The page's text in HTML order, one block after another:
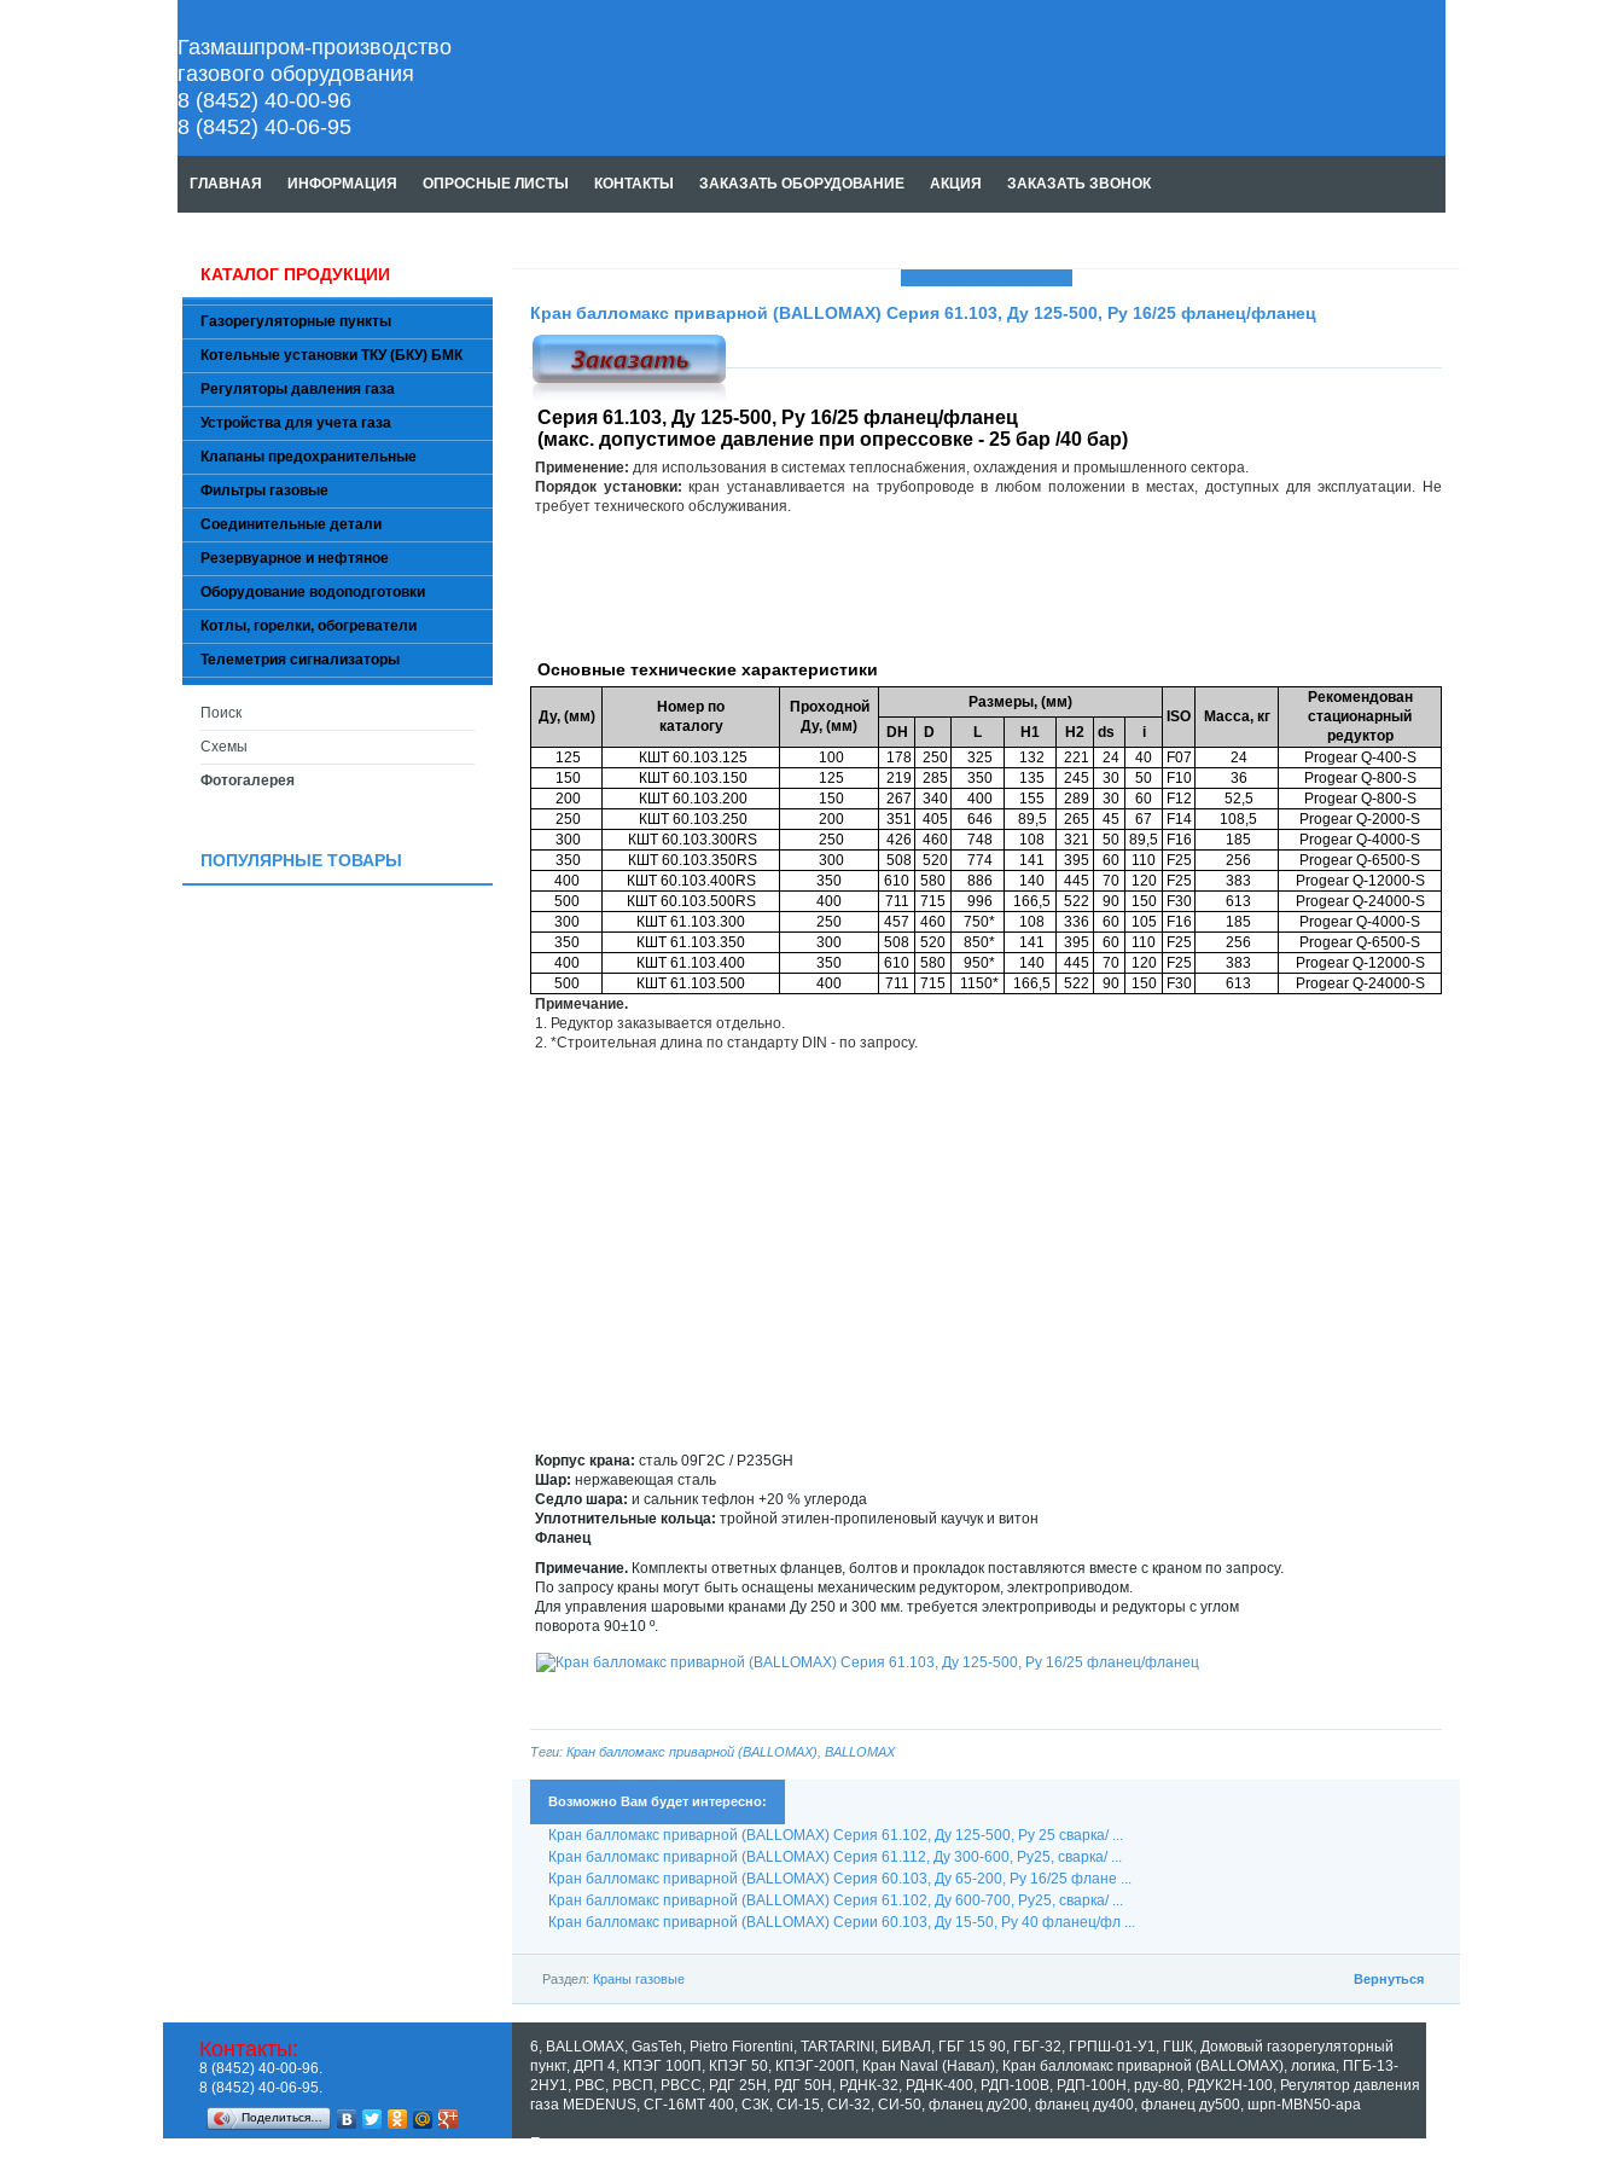
Газмашпром-производство
газового оборудования
8 (8452) 40-00-96
8 (8452) 40-06-95
ГЛАВНАЯ ИНФОРМАЦИЯ ОПРОСНЫЕ ЛИСТЫ КОНТАКТЫ ЗАКАЗАТЬ ОБОРУДОВАНИЕ АКЦИЯ
ЗАКАЗАТЬ ЗВОНОК
Кран балломакс приварной (BALLOMAX) Серия 61.103, Ду 125-500, Ру 16/25 фланец/фланец
Серия 61.103, Ду 125-500, Ру 16/25 фланец/фланец
(макс. допустимое давление при опрессовке - 25 бар /40 бар)
Применение: для использования в системах теплоснабжения, охлаждения и промышленного сектора.
Порядок установки:кран устанавливается на трубопроводе в любом положении в местах, доступных для эксплуатации. Не
требует технического обслуживания.
Основные технические характеристики
Ду, (мм)
Номер по
каталогу
Проходной
Ду, (мм)
Размеры, (мм)
ISO
Масса, кг
Рекомендован
стационарный
редуктор
DH D L H1 H2 ds
i
125
КШТ 60.103.125 100 178 250 325 132 221 24 40 F07 24
Progear Q-400-S
150
КШТ 60.103.150 125 219 285 350 135 245 30 50 F10 36
Progear Q-800-S
200
КШТ 60.103.200 150 267 340 400 155 289 30 60 F12 52,5
Progear Q-800-S
250
КШТ 60.103.250 200 351 405 646 89,5 265 45 67 F14 108,5
Progear Q-2000-S
300
КШТ 60.103.300RS 250 426 460 748 108 321 50 89,5 F16 185
Progear Q-4000-S
350
КШТ 60.103.350RS 300 508 520 774 141 395 60 110 F25 256
Progear Q-6500-S
400
КШТ 60.103.400RS 350 610 580 886 140 445 70 120 F25 383
Progear Q-12000-S
500
КШТ 60.103.500RS 400 711 715 996 166,5 522 90 150 F30 613
Progear Q-24000-S
300
КШТ 61.103.300 250 457 460 750* 108 336 60 105 F16 185
Progear Q-4000-S
350
КШТ 61.103.350 300 508 520 850* 141 395 60 110 F25 256
Progear Q-6500-S
400
КШТ 61.103.400 350 610 580 950* 140 445 70 120 F25 383
Progear Q-12000-S
500
КШТ 61.103.500 400 711 715 1150* 166,5 522 90 150 F30 613
Progear Q-24000-S
Примечание.
1. Редуктор заказывается отдельно.
2. *Cтроительная длина по стандарту DIN - по запросу.
Корпус крана: сталь 09Г2С / P235GH
Шар: нержавеющая сталь
Седло шара: и сальник тефлон +20 % углерода
Уплотнительные кольца: тройной этилен-пропиленовый каучук и витон
Фланец
Примечание. Комплекты ответных фланцев, болтов и прокладок поставляются вместе с краном по запросу.
По запросу краны могут быть оснащены механическим редуктором, электроприводом.
Для управления шаровыми кранами Ду 250 и 300 мм. требуется электроприводы и редукторы с углом
поворота 90±10 º.
Теги: Кран балломакс приварной (BALLOMAX) BALLOMAX
Возможно Вам будет интересно:
Кран балломакс приварной (BALLOMAX) Серия 61.102, Ду 125-500, Ру 25 сварка/ ...
Кран балломакс приварной (BALLOMAX) Серия 61.112, Ду 300-600, Ру25, сварка/ ...
Кран балломакс приварной (BALLOMAX) Серия 60.103, Ду 65-200, Ру 16/25 флане ...
Кран балломакс приварной (BALLOMAX) Серия 61.102, Ду 600-700, Ру25, сварка/ ...
Кран балломакс приварной (BALLOMAX) Серии 60.103, Ду 15-50, Ру 40 фланец/фл ...
Вернуться
Раздел: Краны газовые
КАТАЛОГ ПРОДУКЦИИ
Газорегуляторные пункты
Котельные установки ТКУ (БКУ) БМК
Регуляторы давления газа
Устройства для учета газа
Клапаны предохранительные
Фильтры газовые
Соединительные детали
Резервуарное и нефтяное
Оборудование водоподготовки
Котлы, горелки, обогреватели
Телеметрия сигнализаторы
Поиск
Схемы
Фотогалерея
ПОПУЛЯРНЫЕ ТОВАРЫ
6 BALLOMAX GasTeh Pietro Fiorentini TARTARINI БИВАЛ ГБГ 15 90 ГБГ-32 ГРПШ-01-У1 ГШК Домовый газорегуляторный
пункт, ДРП 4 КПЭГ 100П КПЭГ 50 КПЭГ-200П Кран Naval (Навал) Кран балломакс приварной (BALLOMAX) логика ПГБ-13-
2НУ1
РВС РВСП РВСС РДГ 25Н РДГ 50Н РДНК-32 РДНК-400 РДП-100В РДП-100Н рду-80 РДУК2Н-100 Регулятор давления
газа MEDENUS СГ-16МТ 400 СЗК СИ-15 СИ-32 СИ-50 фланец ду200 фланец ду400 фланец ду500 шрп-MBN50-apa
Показать все теги
Контакты:
8 (8452) 40-00-96.
8 (8452) 40-06-95.
Поделиться…